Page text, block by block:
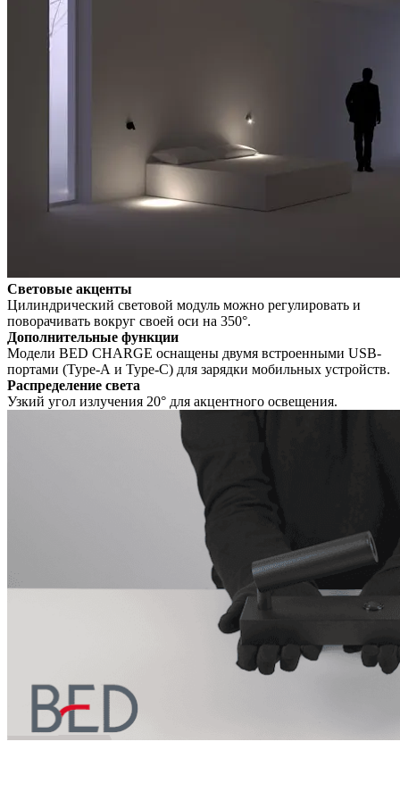
Световые акценты
Цилиндрический световой модуль можно регулировать и
поворачивать вокруг своей оси на 350°.
Дополнительные функции
Модели BED CHARGE оснащены двумя встроенными USB-
портами (Type-А и Type-C) для зарядки мобильных устройств.
Распределение света
Узкий угол излучения 20° для акцентного освещения.